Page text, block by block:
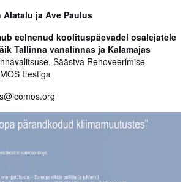
Alatalu ja Ave Paulus
eelnenud koolituspäevadel osalejatele
Tallinna vanalinnas ja Kalamajas
Säästva Renoveerimise
Eestiga